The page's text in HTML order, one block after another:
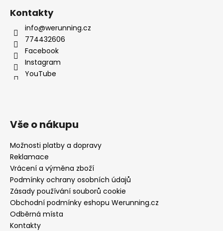
Kontakty
info@werunning.cz
774432606
Facebook
Instagram
YouTube
Vše o nákupu
Možnosti platby a dopravy
Reklamace
Vrácení a výměna zboží
Podmínky ochrany osobních údajů
Zásady používání souborů cookie
Obchodní podmínky eshopu Werunning.cz
Odběrná místa
Kontakty